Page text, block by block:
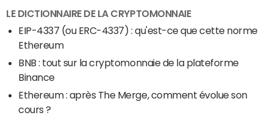
LE DICTIONNAIRE DE LA CRYPTOMONNAIE
EIP-4337 (ou ERC-4337) : qu'est-ce que cette norme
Ethereum
BNB : tout sur la cryptomonnaie de la plateforme
Binance
Ethereum : après The Merge, comment évolue son
cours ?